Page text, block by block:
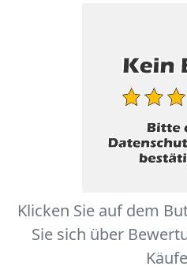
Klicken Sie auf dem
Sie sich über